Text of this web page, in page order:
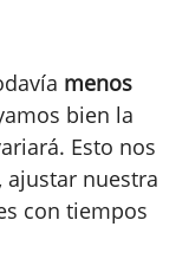
menos
bien la
Esto nos
nuestra
con tiempos